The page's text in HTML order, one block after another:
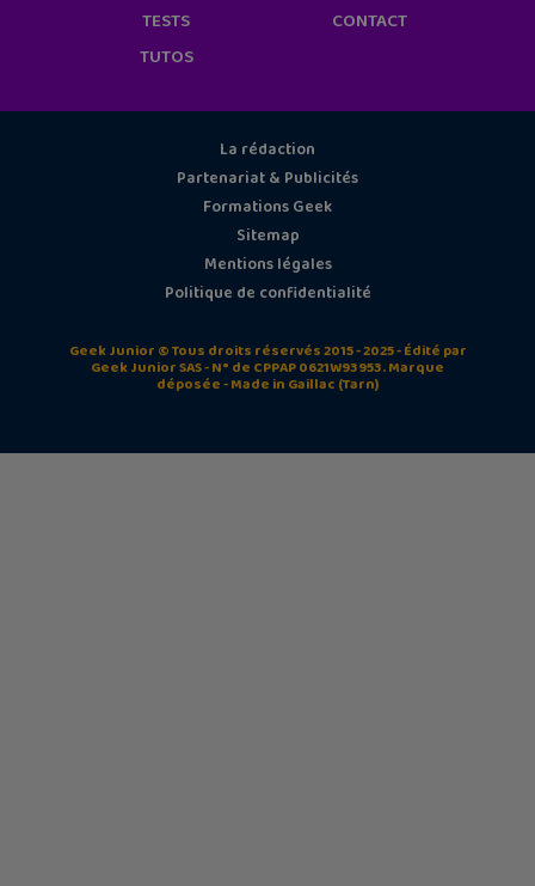
TESTS
TUTOS
CONTACT
La rédaction
Partenariat & Publicités
Formations Geek
Sitemap
Mentions légales
Politique de confidentialité
Geek Junior © Tous droits réservés 2015 - 2025 - Édité par
Geek Junior SAS - N° de CPPAP 0621W93953. Marque
déposée - Made in Gaillac (Tarn)